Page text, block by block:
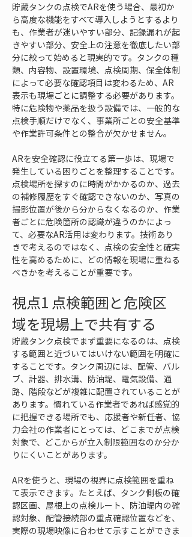
貯蔵タンクの点検でARを使う場合、最初か
ら高度な機能をすべて導入しようとするより
も、作業者が迷いやすい部分、記録漏れが起
きやすい部分、安全上の注意を徹底したい部
分に絞って始めると現実的です。タンクの種
類、内容物、設置環境、点検周期、保全体制
によって必要な確認項目は変わるため、AR
表示も現場ごとに調整する必要があります。
特に危険物や薬品を扱う設備では、一般的な
点検手順だけでなく、事業所ごとの安全基準
や作業許可条件との整合が欠かせません。
ARを安全確認に役立てる第一歩は、現場で
発生している困りごとを整理することです。
点検場所を探すのに時間がかかるのか、過去
の補修履歴をすぐ確認できないのか、写真の
撮影位置が後から分からなくなるのか、作業
者ごとに危険箇所の認識が違うのかによっ
て、必要なAR活用は変わります。技術あり
きで考えるのではなく、点検の安全性と確実
性を高めるために、どの情報を現場に重ねる
べきかを考えることが重要です。
視点1 点検範囲と危険区
域を現場上で共有する
貯蔵タンク点検でまず重要になるのは、点検
する範囲と近づいてはいけない範囲を明確に
することです。タンク周辺には、配管、バル
ブ、計器、排水溝、防油堤、電気設備、通
路、階段などが複雑に配置されていることが
あります。慣れている作業者であれば感覚的
に把握できる場所でも、応援者や新任者、協
力会社の作業者にとっては、どこまでが点検
対象で、どこからが立入制限範囲なのか分か
りにくいことがあります。
ARを使うと、現場の視界に点検範囲を重ね
て表示できます。たとえば、タンク側板の確
認区画、屋根上の点検ルート、防油堤内の確
認対象、配管接続部の重点確認位置などを、
実際の現場映像に合わせて示すことができま